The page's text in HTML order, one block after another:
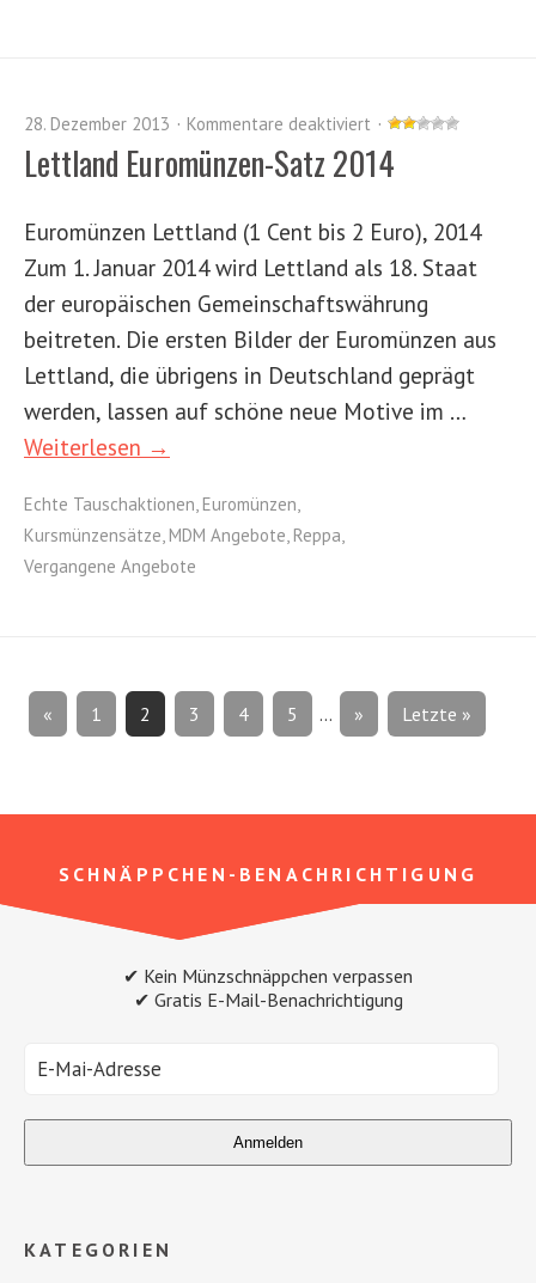
28. Dezember 2013 Kommentare deaktiviert
Lettland Euromünzen-Satz 2014
Euromünzen Lettland (1 Cent bis 2 Euro), 2014
Zum 1. Januar 2014 wird Lettland als 18. Staat
der europäischen Gemeinschaftswährung
beitreten. Die ersten Bilder der Euromünzen aus
Lettland, die übrigens in Deutschland geprägt
werden, lassen auf schöne neue Motive im …
Weiterlesen →
Echte Tauschaktionen, Euromünzen,
Kursmünzensätze, MDM Angebote, Reppa,
Vergangene Angebote
« 1 2 3 4 5 ... » Letzte »
SCHNÄPPCHEN-BENACHRICHTIGUNG
✔ Kein Münzschnäppchen verpassen
✔ Gratis E-Mail-Benachrichtigung
KATEGORIEN